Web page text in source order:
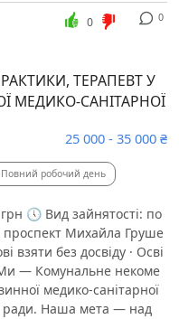
0
0
ТЕРАПЕВТ У
МЕДИКО-САНІТАРНОЇ
25 000 - 35 000 ₴
Повний робочий день
🕔 Вид зайнятості: по
проспект Михайла Груше
взяти без досвіду · Осві
— Комунальне некоме
медико-санітарної
ради. Наша мета — над